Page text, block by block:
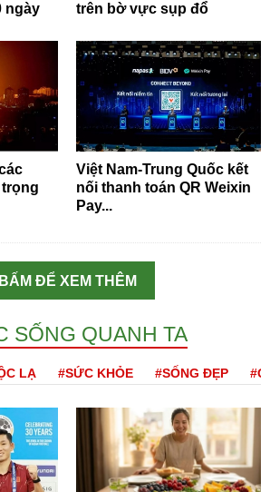
ngày
trên bờ vực sụp đổ
Việt Nam-Trung Quốc kết
nối thanh toán QR Weixin
Pay...
BẤM ĐỂ XEM THÊM
SỐNG QUANH TA
LẠ #SỨC KHỎE #SỐNG ĐẸP